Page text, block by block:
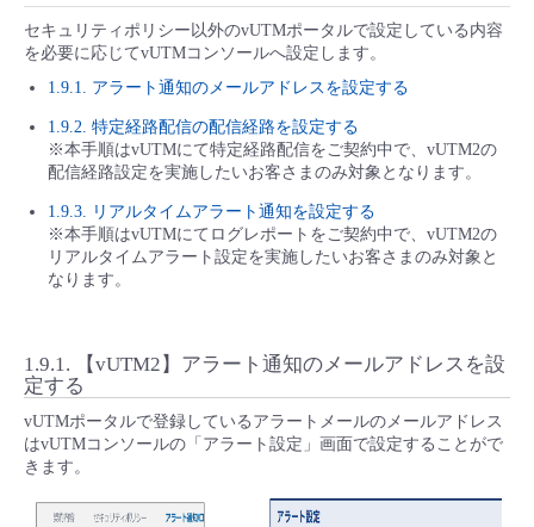
セキュリティポリシー以外のvUTMポータルで設定している内容
を必要に応じてvUTMコンソールへ設定します。
1.9.1. アラート通知のメールアドレスを設定する
1.9.2. 特定経路配信の配信経路を設定する
※本手順はvUTMにて特定経路配信をご契約中で、vUTM2の
配信経路設定を実施したいお客さまのみ対象となります。
1.9.3. リアルタイムアラート通知を設定する
※本手順はvUTMにてログレポートをご契約中で、vUTM2の
リアルタイムアラート設定を実施したいお客さまのみ対象と
なります。
1.9.1.
【vUTM2】アラート通知のメールアドレスを設
定する
vUTMポータルで登録しているアラートメールのメールアドレス
はvUTMコンソールの「アラート設定」画面で設定することがで
きます。